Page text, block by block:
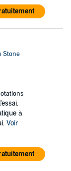
Stone
à
Voir